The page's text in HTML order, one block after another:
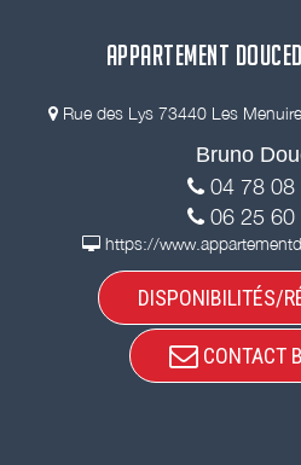
APPARTEMENT
Rue des Lys 73440 Les
Bruno
04 78 08
06 25 60
https://
DISPONIBILITÉS/
CONTACT